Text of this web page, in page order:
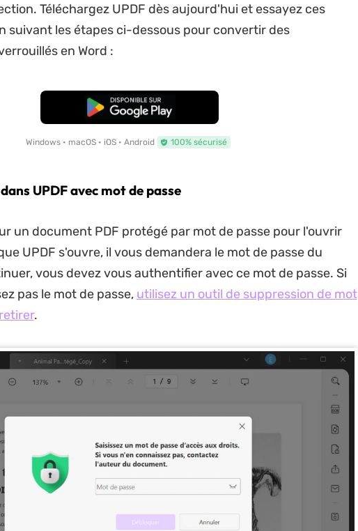
Téléchargez UPDF dès aujourd'hui et essayez ces
suivant les étapes ci-dessous pour convertir des
en Word :
TÉLÉCHARGER
Windows • macOS • iOS • Android 100% sécurisé
UPDF avec mot de passe
un document PDF protégé par mot de passe pour l'ouvrir
UPDF s'ouvre, il vous demandera le mot de passe du
vous devez vous authentifier avec ce mot de passe. Si
pas le mot de passe, utilisez un outil de suppression de mot
.